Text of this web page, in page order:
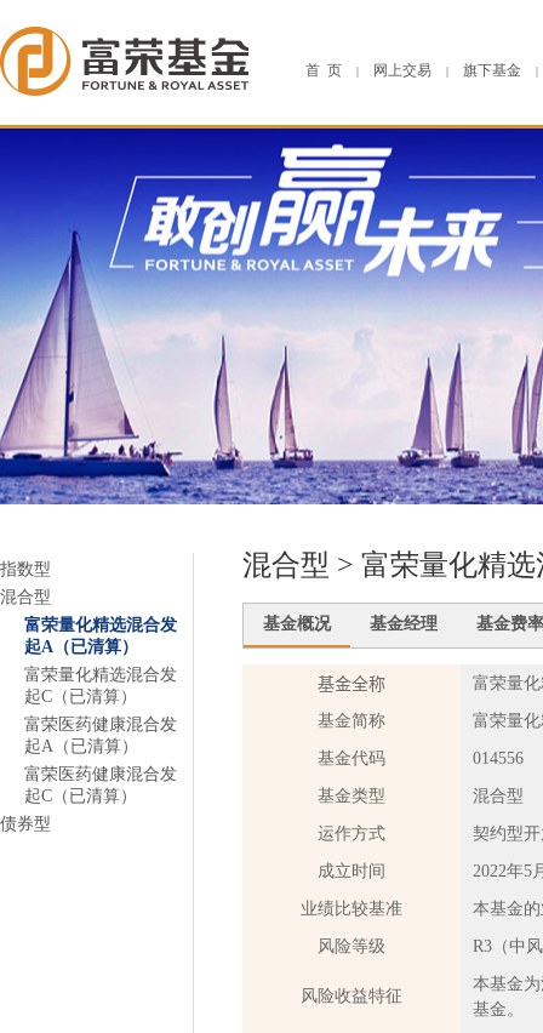
首 页 | 网上交易 | 旗下基金 |
指数型
混合型
富荣量化精选混合发
起A（已清算）
富荣量化精选混合发
起C（已清算）
富荣医药健康混合发
起A（已清算）
富荣医药健康混合发
起C（已清算）
债券型
混合型 > 富荣量化精
基金概况 基金经理 基金费率
基金全称 富荣量
基金简称 富荣量
基金代码 014556
基金类型 混合型
运作方式 契约型
成立时间 2022年5
业绩比较基准 本基金
风险等级 R3（中
风险收益特征
本基金
基金。